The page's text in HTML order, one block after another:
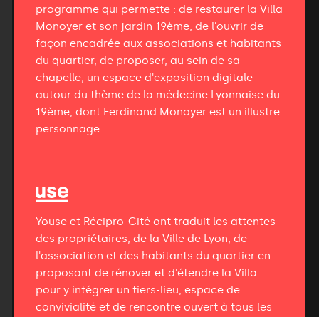
programme qui permette : de restaurer la Villa
Monoyer et son jardin 19ème, de l’ouvrir de
façon encadrée aux associations et habitants
du quartier, de proposer, au sein de sa
chapelle, un espace d'exposition digitale
autour du thème de la médecine Lyonnaise du
19ème, dont Ferdinand Monoyer est un illustre
personnage.
Youse et Récipro-Cité ont traduit les attentes
des propriétaires, de la Ville de Lyon, de
l'association et des habitants du quartier en
proposant de rénover et d'étendre la Villa
pour y intégrer un tiers-lieu, espace de
convivialité et de rencontre ouvert à tous les